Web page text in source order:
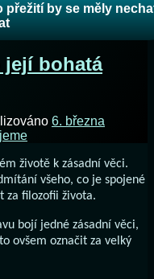
přežití by se měly
její bohatá
6. března
životě k zásadní věci.
všeho, co je spojené
za filozofii života.
bojí jedné zásadní věci,
ovšem označit za velký